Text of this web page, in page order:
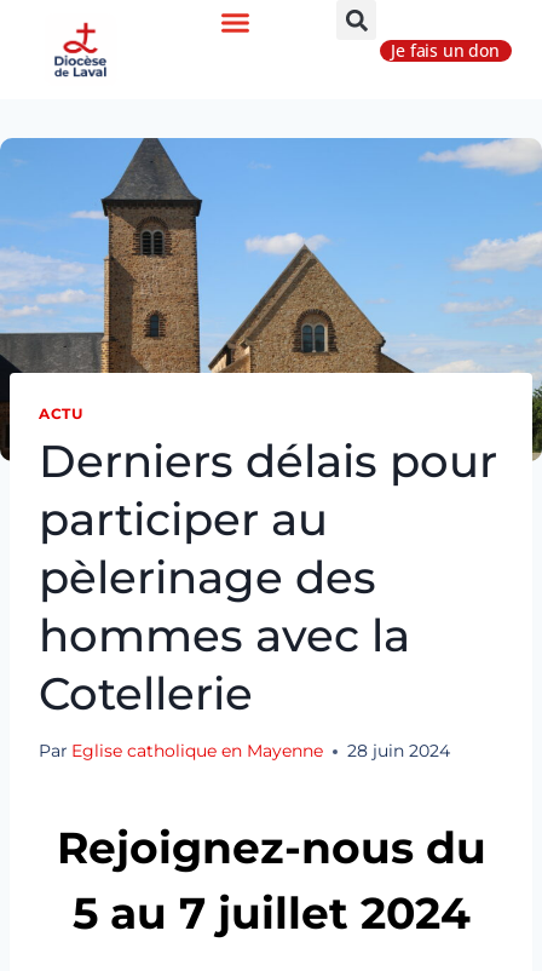
Je fais un don
ACTU
Derniers délais pour
participer au
pèlerinage des
hommes avec la
Cotellerie
Par Eglise catholique en Mayenne 28 juin 2024
Rejoignez-nous du
5 au 7 juillet 2024